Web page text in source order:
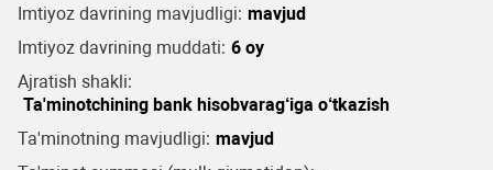
Imtiyoz davrining mavjudligi: mavjud
Imtiyoz davrining muddati: 6 oy
Ajratish shakli:
Ta'minotchining bank hisobvarag‘iga o‘tkazish
Ta'minotning mavjudligi: mavjud